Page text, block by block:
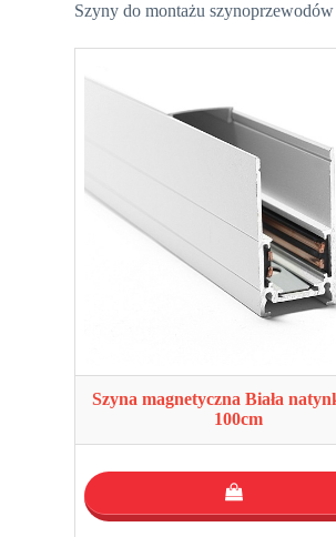
Szyny do montażu
Szyna magnetyczna Biała
100cm